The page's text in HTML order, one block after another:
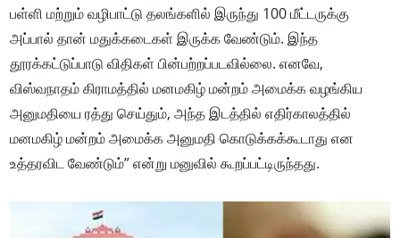
பள்ளி மற்றும் வழிபாட்டு தலங்களில் இருந்து 100 மீட்டருக்கு
அப்பால் தான் மதுக்கடைகள் இருக்க வேண்டும். இந்த
தூரக்கட்டுப்பாடு விதிகள் பின்பற்றப்படவில்லை. எனவே,
விஸ்வநாதம் கிராமத்தில் மனமகிழ் மன்றம் அமைக்க வழங்கிய
அனுமதியை ரத்து செய்தும், அந்த இடத்தில் எதிர்காலத்தில்
மனமகிழ் மன்றம் அமைக்க அனுமதி கொடுக்கக்கூடாது என
உத்தரவிட வேண்டும்” என்று மனுவில் கூறப்பட்டிருந்தது.